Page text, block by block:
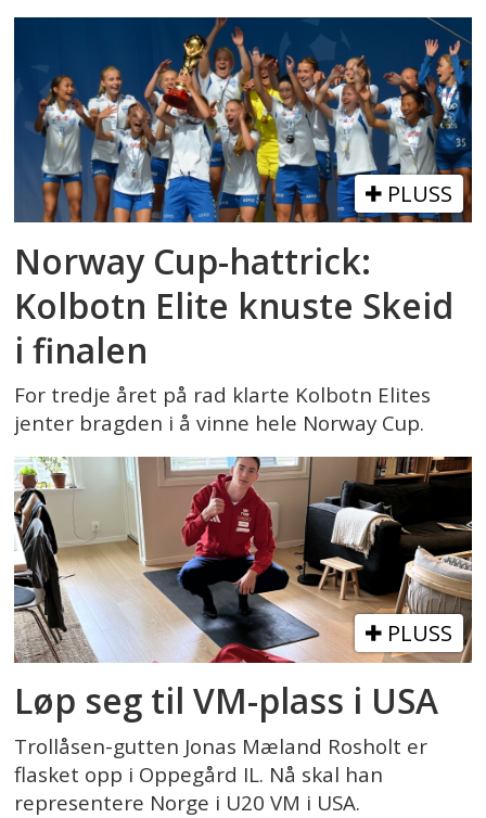
PLUSS
Norway Cup-hattrick:
Kolbotn Elite knuste Skeid
i finalen
For tredje året på rad klarte Kolbotn Elites
jenter bragden i å vinne hele Norway Cup.
PLUSS
Løp seg til VM-plass i USA
Trollåsen-gutten Jonas Mæland Rosholt er
flasket opp i Oppegård IL. Nå skal han
representere Norge i U20 VM i USA.